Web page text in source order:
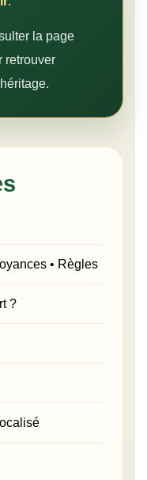
la page
retrouver
• Règles
?